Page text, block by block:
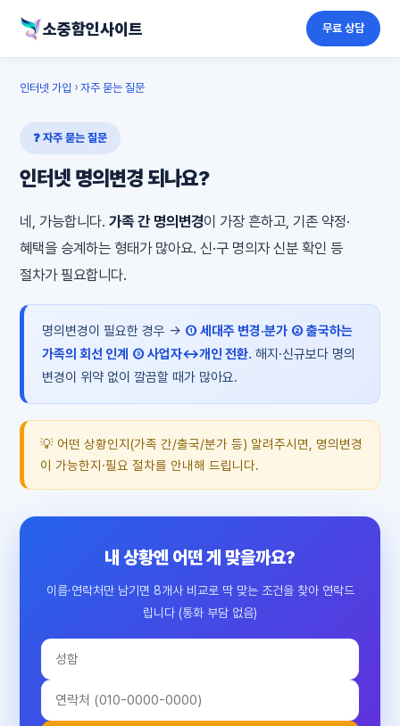
소중함인사이트 무료 상담
인터넷 가입 › 자주 묻는 질문
❓ 자주 묻는 질문
인터넷 명의변경 되나요?
네, 가능합니다. 가족 간 명의변경이 가장 흔하고, 기존 약정·
혜택을 승계하는 형태가 많아요. 신·구 명의자 신분 확인 등
절차가 필요합니다.
명의변경이 필요한 경우 → ① 세대주 변경·분가 ② 출국하는
가족의 회선 인계 ③ 사업자↔개인 전환. 해지·신규보다 명의
변경이 위약 없이 깔끔할 때가 많아요.
💡 어떤 상황인지(가족 간/출국/분가 등) 알려주시면, 명의변경
이 가능한지·필요 절차를 안내해 드립니다.
내 상황엔 어떤 게 맞을까요?
이름·연락처만 남기면 8개사 비교로 딱 맞는 조건을 찾아 연락드
립니다 (통화 부담 없음)